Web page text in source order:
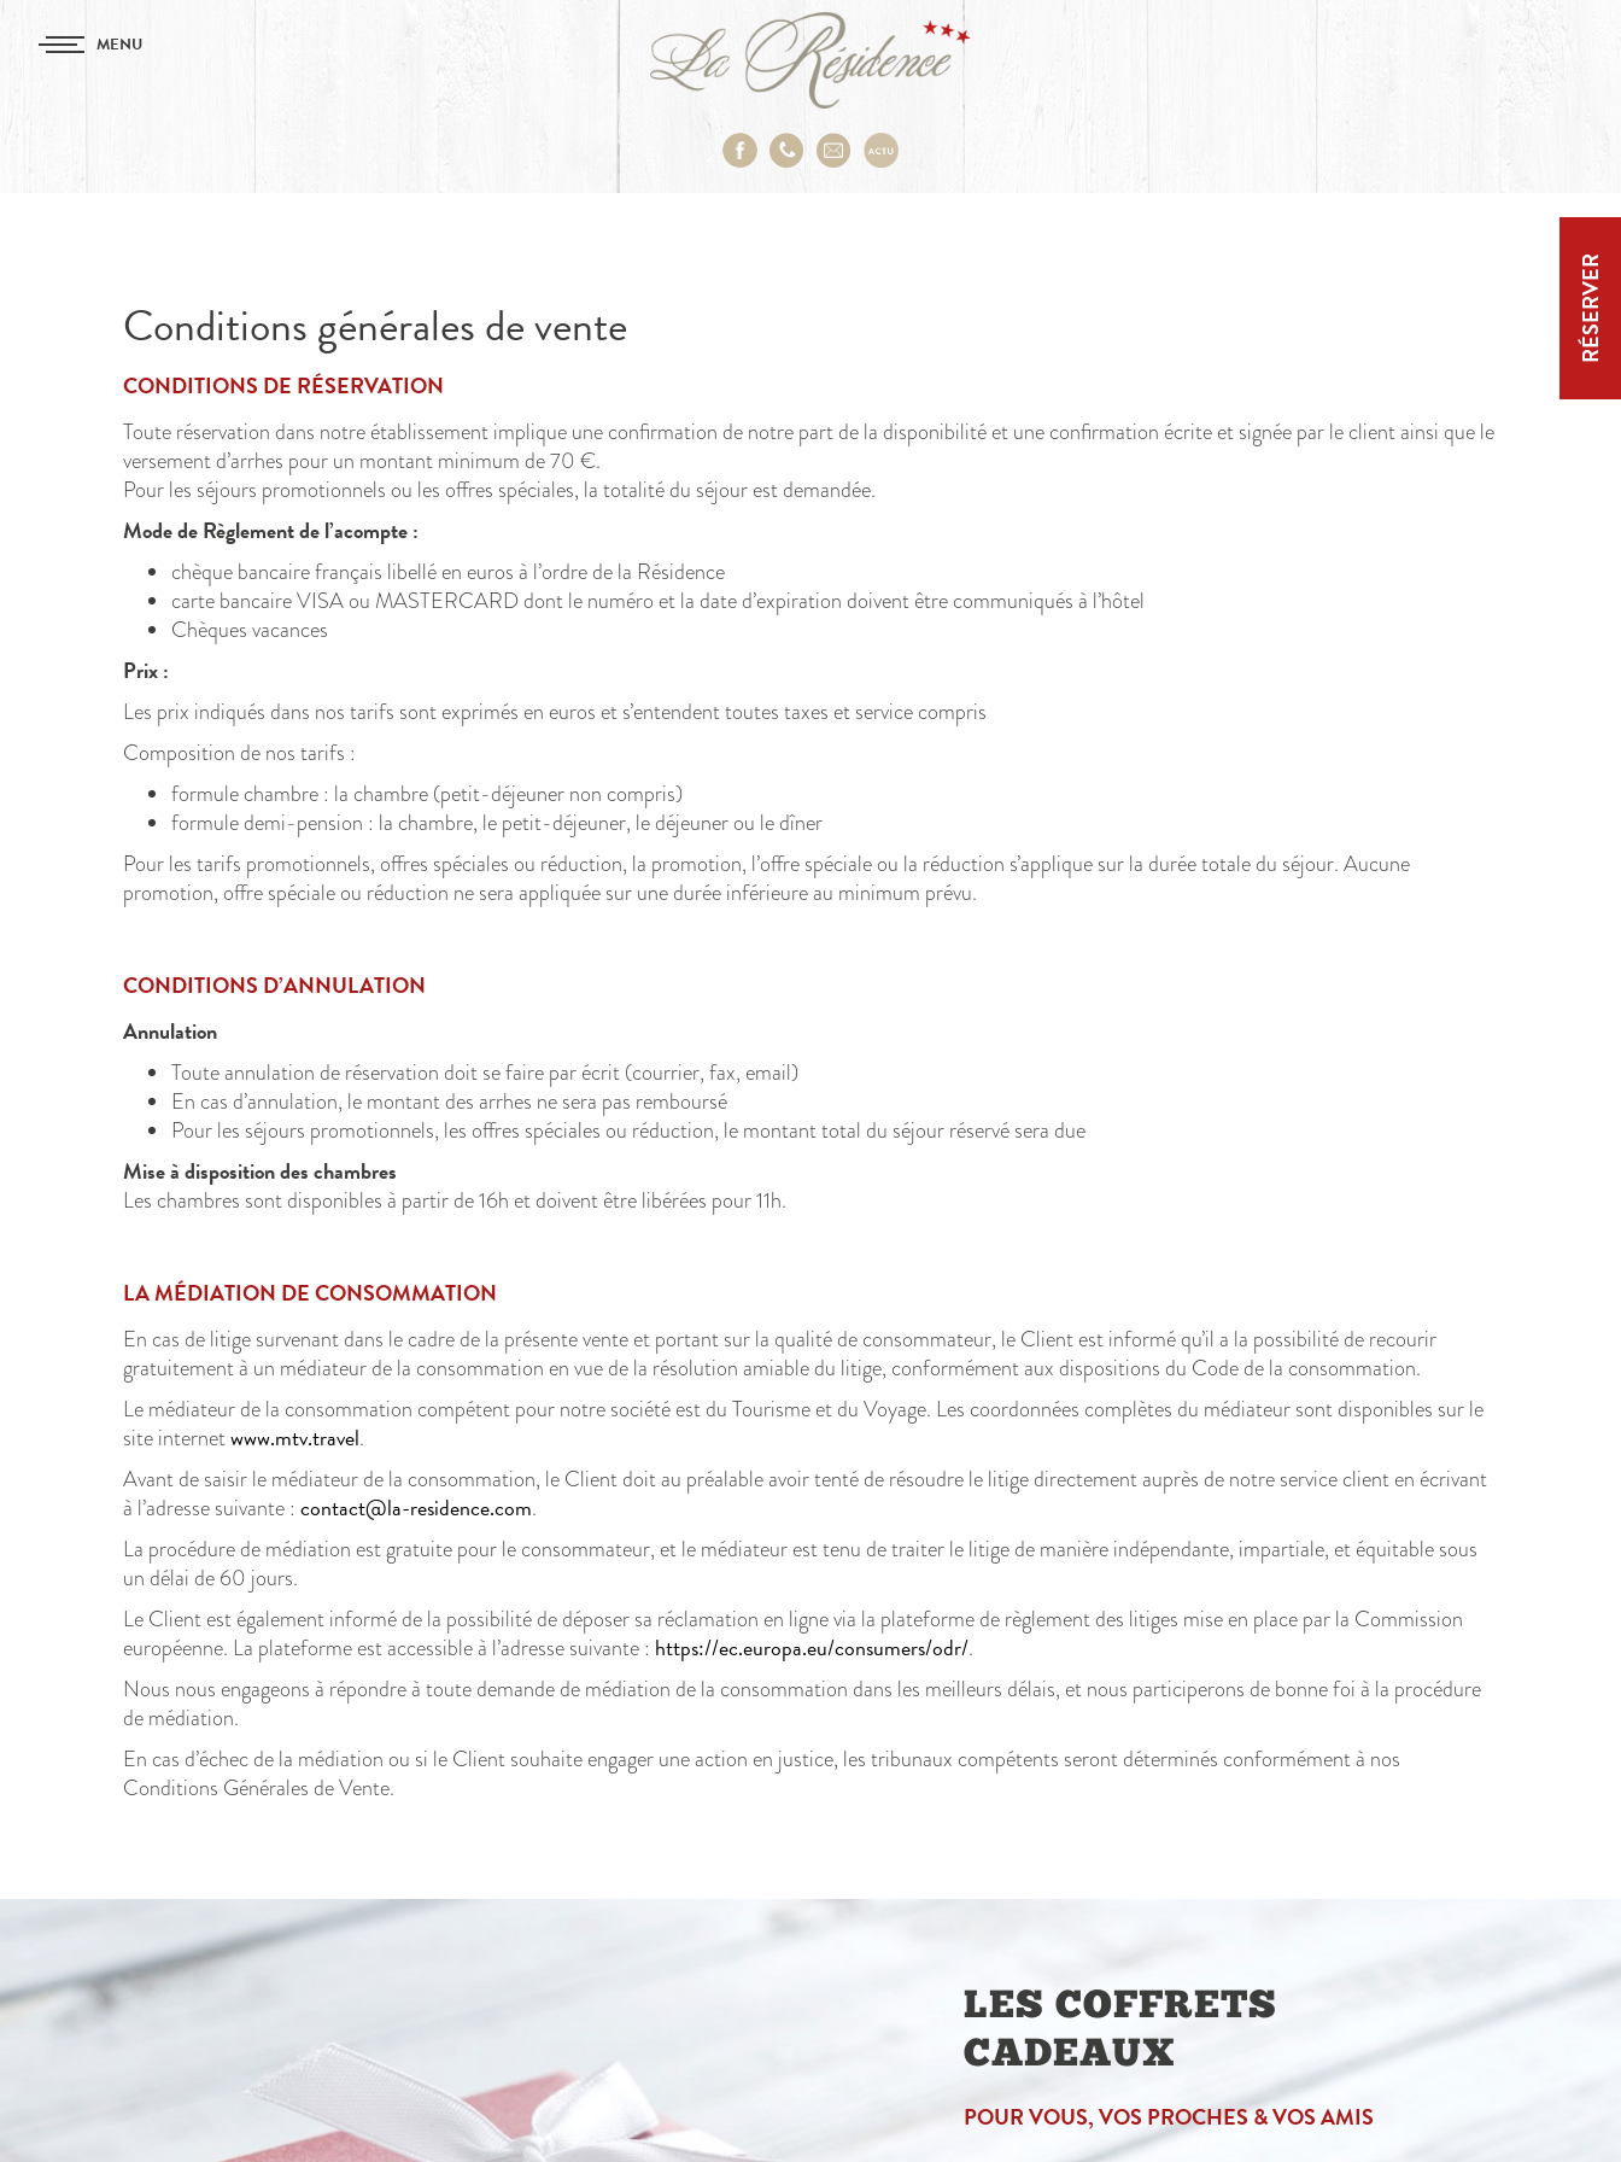
MENU
RÉSERVER
Conditions générales de vente
CONDITIONS DE RÉSERVATION
Toute réservation dans notre établissement implique une confirmation de notre part de la disponibilité et une confirmation écrite et signée par le client ainsi que le
versement d’arrhes pour un montant minimum de 70 €.
Pour les séjours promotionnels ou les offres spéciales, la totalité du séjour est demandée.
Mode de Règlement de l’acompte :
chèque bancaire français libellé en euros à l’ordre de la Résidence
carte bancaire VISA ou MASTERCARD dont le numéro et la date d’expiration doivent être communiqués à l’hôtel
Chèques vacances
Prix :
Les prix indiqués dans nos tarifs sont exprimés en euros et s’entendent toutes taxes et service compris
Composition de nos tarifs :
formule chambre : la chambre (petit-déjeuner non compris)
formule demi-pension : la chambre, le petit-déjeuner, le déjeuner ou le dîner
Pour les tarifs promotionnels, offres spéciales ou réduction, la promotion, l’offre spéciale ou la réduction s’applique sur la durée totale du séjour. Aucune
promotion, offre spéciale ou réduction ne sera appliquée sur une durée inférieure au minimum prévu.
CONDITIONS D’ANNULATION
Annulation
Toute annulation de réservation doit se faire par écrit (courrier, fax, email)
En cas d’annulation, le montant des arrhes ne sera pas remboursé
Pour les séjours promotionnels, les offres spéciales ou réduction, le montant total du séjour réservé sera due
Mise à disposition des chambres
Les chambres sont disponibles à partir de 16h et doivent être libérées pour 11h.
LA MÉDIATION DE CONSOMMATION
En cas de litige survenant dans le cadre de la présente vente et portant sur la qualité de consommateur, le Client est informé qu’il a la possibilité de recourir
gratuitement à un médiateur de la consommation en vue de la résolution amiable du litige, conformément aux dispositions du Code de la consommation.
Le médiateur de la consommation compétent pour notre société est du Tourisme et du Voyage. Les coordonnées complètes du médiateur sont disponibles sur le
site internetwww.mtv.travel.
Avant de saisir le médiateur de la consommation, le Client doit au préalable avoir tenté de résoudre le litige directement auprès de notre service client en écrivant
à l’adresse suivante : contact@la-residence.com.
La procédure de médiation est gratuite pour le consommateur, et le médiateur est tenu de traiter le litige de manière indépendante, impartiale, et équitable sous
un délai de 60 jours.
Le Client est également informé de la possibilité de déposer sa réclamation en ligne via la plateforme de règlement des litiges mise en place par la Commission
européenne. La plateforme est accessible à l’adresse suivante : https://ec.europa.eu/consumers/odr/.
Nous nous engageons à répondre à toute demande de médiation de la consommation dans les meilleurs délais, et nous participerons de bonne foi à la procédure
de médiation.
En cas d’échec de la médiation ou si le Client souhaite engager une action en justice, les tribunaux compétents seront déterminés conformément à nos
Conditions Générales de Vente.
LES COFFRETS
CADEAUX
POUR VOUS, VOS PROCHES & VOS AMIS